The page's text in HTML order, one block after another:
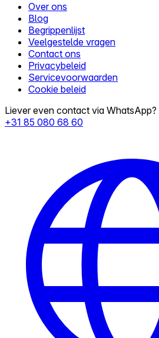
Over ons
Blog
Begrippenlijst
Veelgestelde vragen
Contact ons
Privacybeleid
Servicevoorwaarden
Cookie beleid
Liever even contact via WhatsApp?
+31 85 080 68 60